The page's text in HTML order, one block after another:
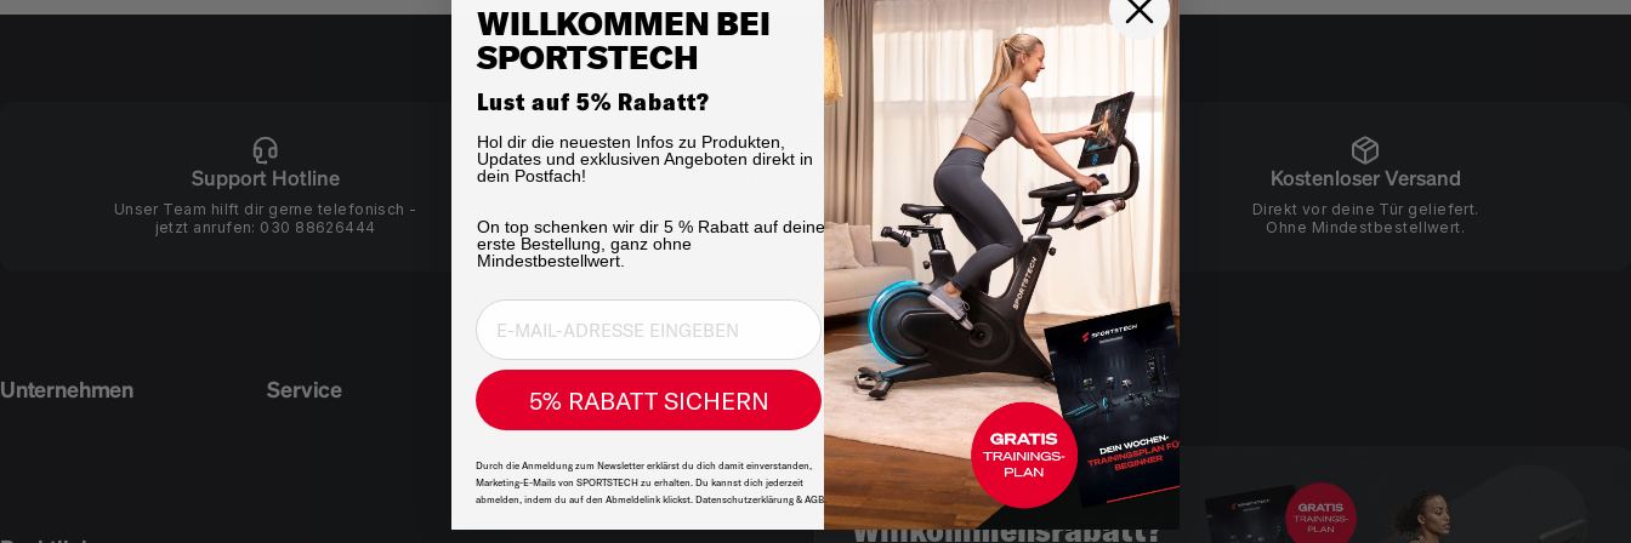
Support Hotline
Unser Team hilft dir gerne telefonisch -
jetzt anrufen: 030 88626444
0% Finanzierung
Ab 20 €/Monat - flexibel aufteilen, sofort trainieren.
Kostenloser Versand
Direkt vor deine Tür geliefert.
Ohne Mindestbestellwert.
Unternehmen Service
Lust auf einen 5%
Willkommensrabatt?
WILLKOMMEN BEI
SPORTSTECH
Lust auf 5% Rabatt?
Hol dir die neuesten Infos zu Produkten,
Updates und exklusiven Angeboten direkt in
dein Postfach!
On top schenken wir dir 5 % Rabatt auf deine
erste Bestellung, ganz ohne
Mindestbestellwert.
5% RABATT SICHERN
Durch die Anmeldung zum Newsletter erklärst du dich damit einverstanden,
Marketing-E-Mails von SPORTSTECH zu erhalten. Du kannst dich jederzeit
abmelden, indem du auf den Abmeldelink klickst. Datenschutzerklärung & AGB.